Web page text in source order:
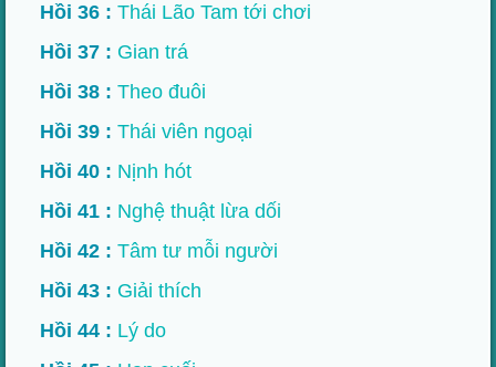
Hồi 36 : Thái Lão Tam tới chơi
Hồi 37 : Gian trá
Hồi 38 : Theo đuôi
Hồi 39 : Thái viên ngoại
Hồi 40 : Nịnh hót
Hồi 41 : Nghệ thuật lừa dối
Hồi 42 : Tâm tư mỗi người
Hồi 43 : Giải thích
Hồi 44 : Lý do